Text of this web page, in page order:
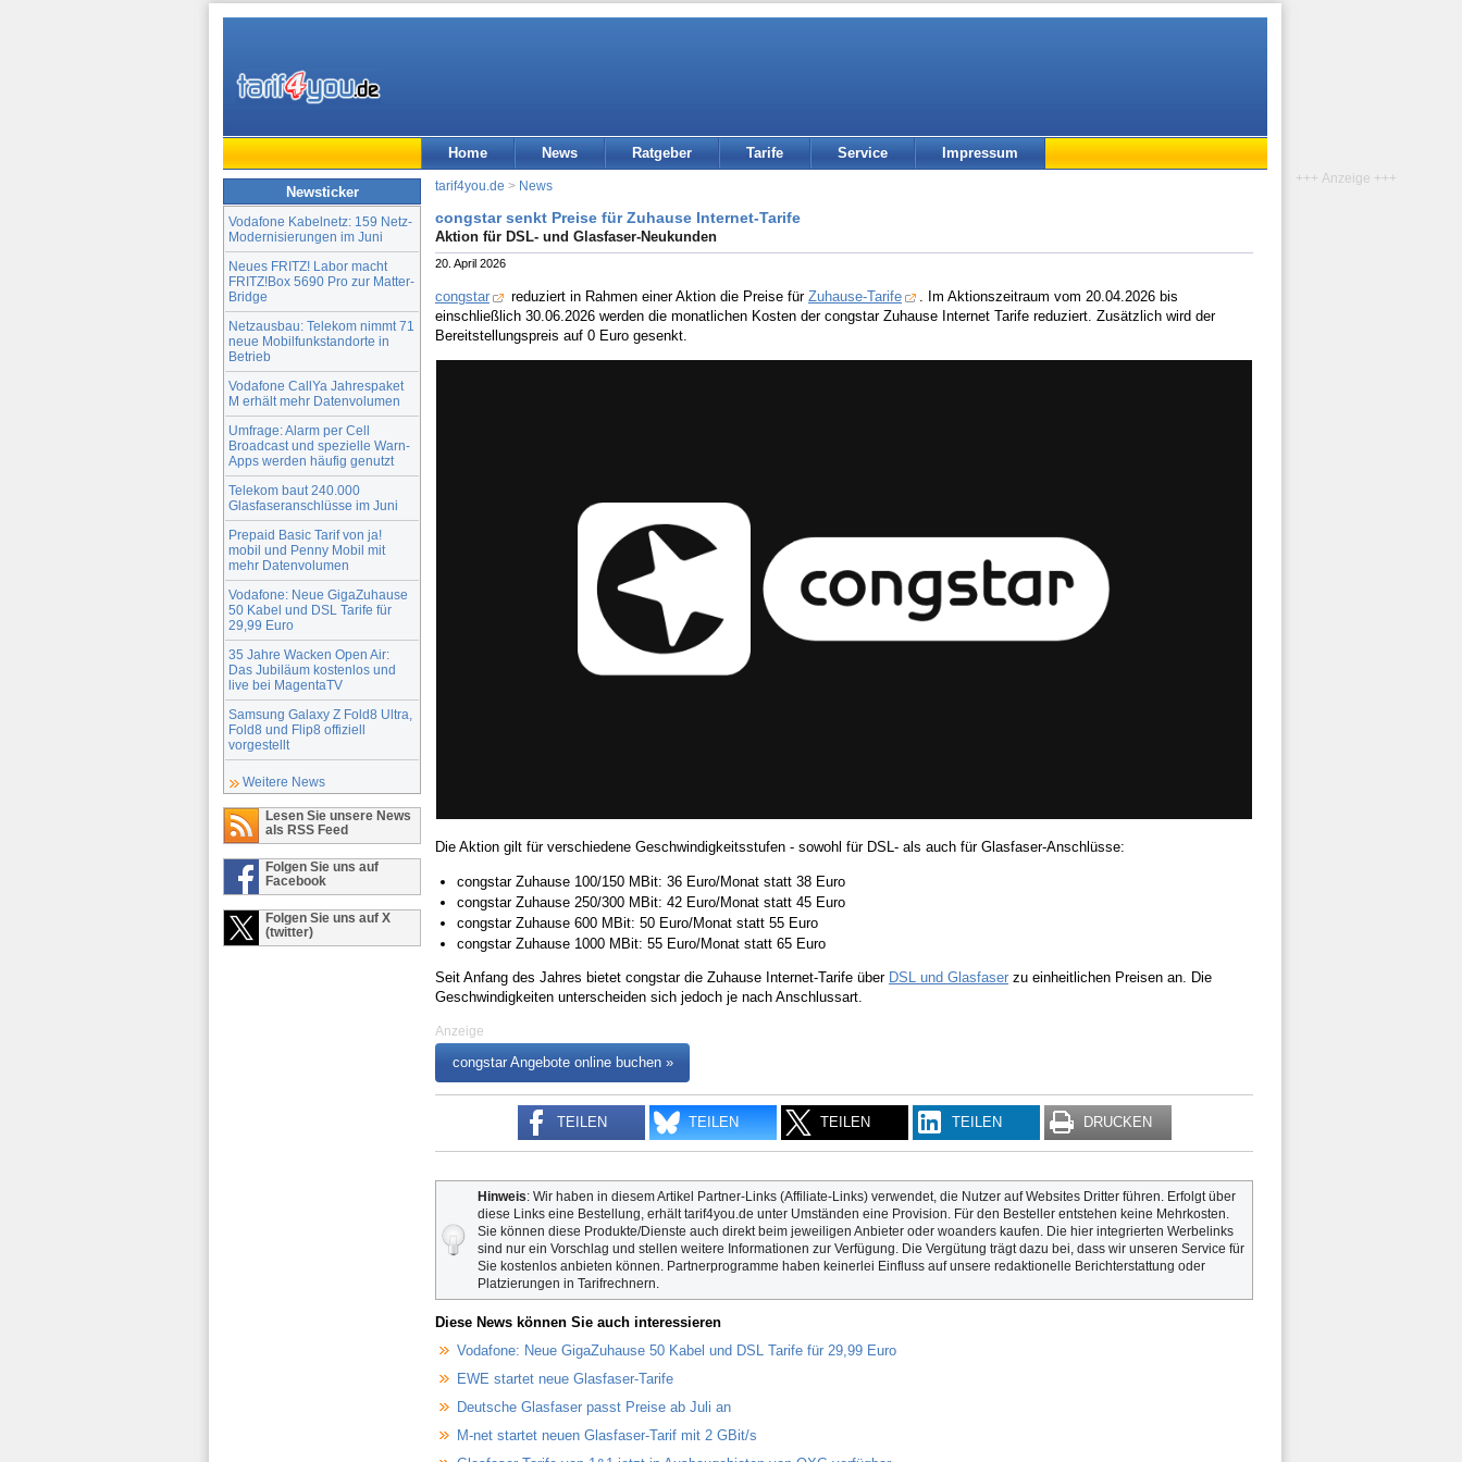
Home News Ratgeber Tarife Service Impressum
Newsticker
Vodafone Kabelnetz: 159 Netz-
Modernisierungen im Juni
Neues FRITZ! Labor macht
FRITZ!Box 5690 Pro zur Matter-
Bridge
Netzausbau: Telekom nimmt 71
neue Mobilfunkstandorte in
Betrieb
Vodafone CallYa Jahrespaket
M erhält mehr Datenvolumen
Umfrage: Alarm per Cell
Broadcast und spezielle Warn-
Apps werden häufig genutzt
Telekom baut 240.000
Glasfaseranschlüsse im Juni
Prepaid Basic Tarif von ja!
mobil und Penny Mobil mit
mehr Datenvolumen
Vodafone: Neue GigaZuhause
50 Kabel und DSL Tarife für
29,99 Euro
35 Jahre Wacken Open Air:
Das Jubiläum kostenlos und
live bei MagentaTV
Samsung Galaxy Z Fold8 Ultra,
Fold8 und Flip8 offiziell
vorgestellt
Weitere News
Lesen Sie unsere News
als RSS Feed
Folgen Sie uns auf
Facebook
Folgen Sie uns auf X
(twitter)
tarif4you.de > News
congstar senkt Preise für Zuhause Internet-Tarife
Aktion für DSL- und Glasfaser-Neukunden
20. April 2026
congstar reduziert in Rahmen einer Aktion die Preise für Zuhause-Tarife
. Im Aktionszeitraum vom 20.04.2026 bis
einschließlich 30.06.2026 werden die monatlichen Kosten der congstar Zuhause Internet Tarife reduziert. Zusätzlich wird der
Bereitstellungspreis auf 0 Euro gesenkt.
Die Aktion gilt für verschiedene Geschwindigkeitsstufen - sowohl für DSL- als auch für Glasfaser-Anschlüsse:
congstar Zuhause 100/150 MBit: 36 Euro/Monat statt 38 Euro
congstar Zuhause 250/300 MBit: 42 Euro/Monat statt 45 Euro
congstar Zuhause 600 MBit: 50 Euro/Monat statt 55 Euro
congstar Zuhause 1000 MBit: 55 Euro/Monat statt 65 Euro
Seit Anfang des Jahres bietet congstar die Zuhause Internet-Tarife über DSL und Glasfaser zu einheitlichen Preisen an. Die
Geschwindigkeiten unterscheiden sich jedoch je nach Anschlussart.
Anzeige
congstar Angebote online buchen »
TEILEN TEILEN TEILEN TEILEN DRUCKEN
Hinweis: Wir haben in diesem Artikel Partner-Links (Affiliate-Links) verwendet, die Nutzer auf Websites Dritter führen. Erfolgt über
diese Links eine Bestellung, erhält tarif4you.de unter Umständen eine Provision. Für den Besteller entstehen keine Mehrkosten.
Sie können diese Produkte/Dienste auch direkt beim jeweiligen Anbieter oder woanders kaufen. Die hier integrierten Werbelinks
sind nur ein Vorschlag und stellen weitere Informationen zur Verfügung. Die Vergütung trägt dazu bei, dass wir unseren Service für
Sie kostenlos anbieten können. Partnerprogramme haben keinerlei Einfluss auf unsere redaktionelle Berichterstattung oder
Platzierungen in Tarifrechnern.
Diese News können Sie auch interessieren
Vodafone: Neue GigaZuhause 50 Kabel und DSL Tarife für 29,99 Euro
EWE startet neue Glasfaser-Tarife
Deutsche Glasfaser passt Preise ab Juli an
M-net startet neuen Glasfaser-Tarif mit 2 GBit/s
+++ Anzeige +++